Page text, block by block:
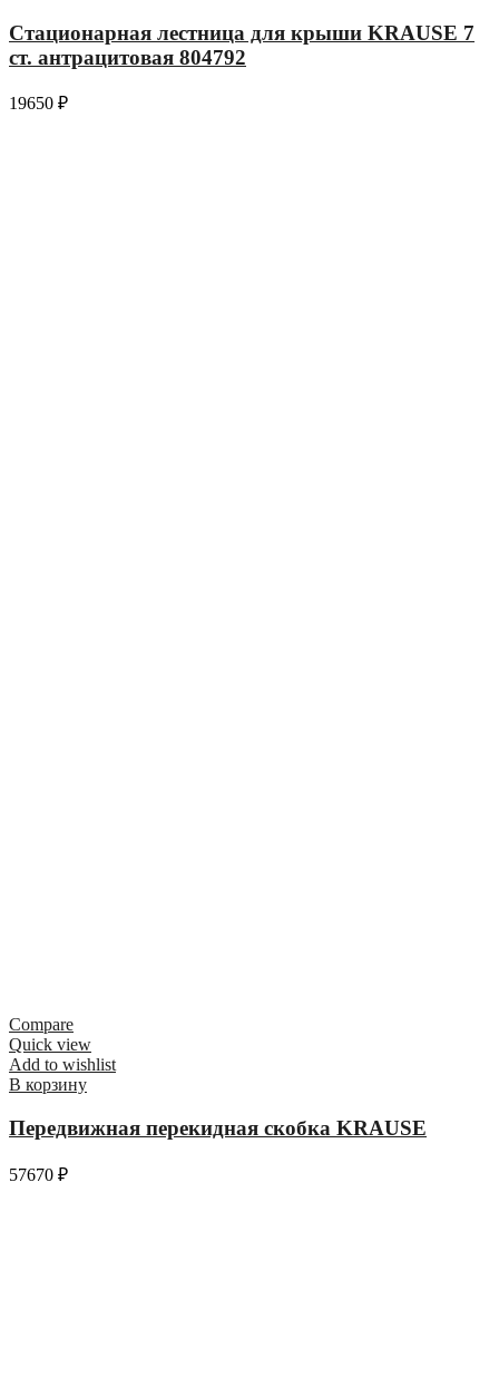
Стационарная лестница для крыши KRAUSE 7
ст. антрацитовая 804792
19650 ₽
Compare
Quick view
Add to wishlist
В корзину
Передвижная перекидная скобка KRAUSE
57670 ₽